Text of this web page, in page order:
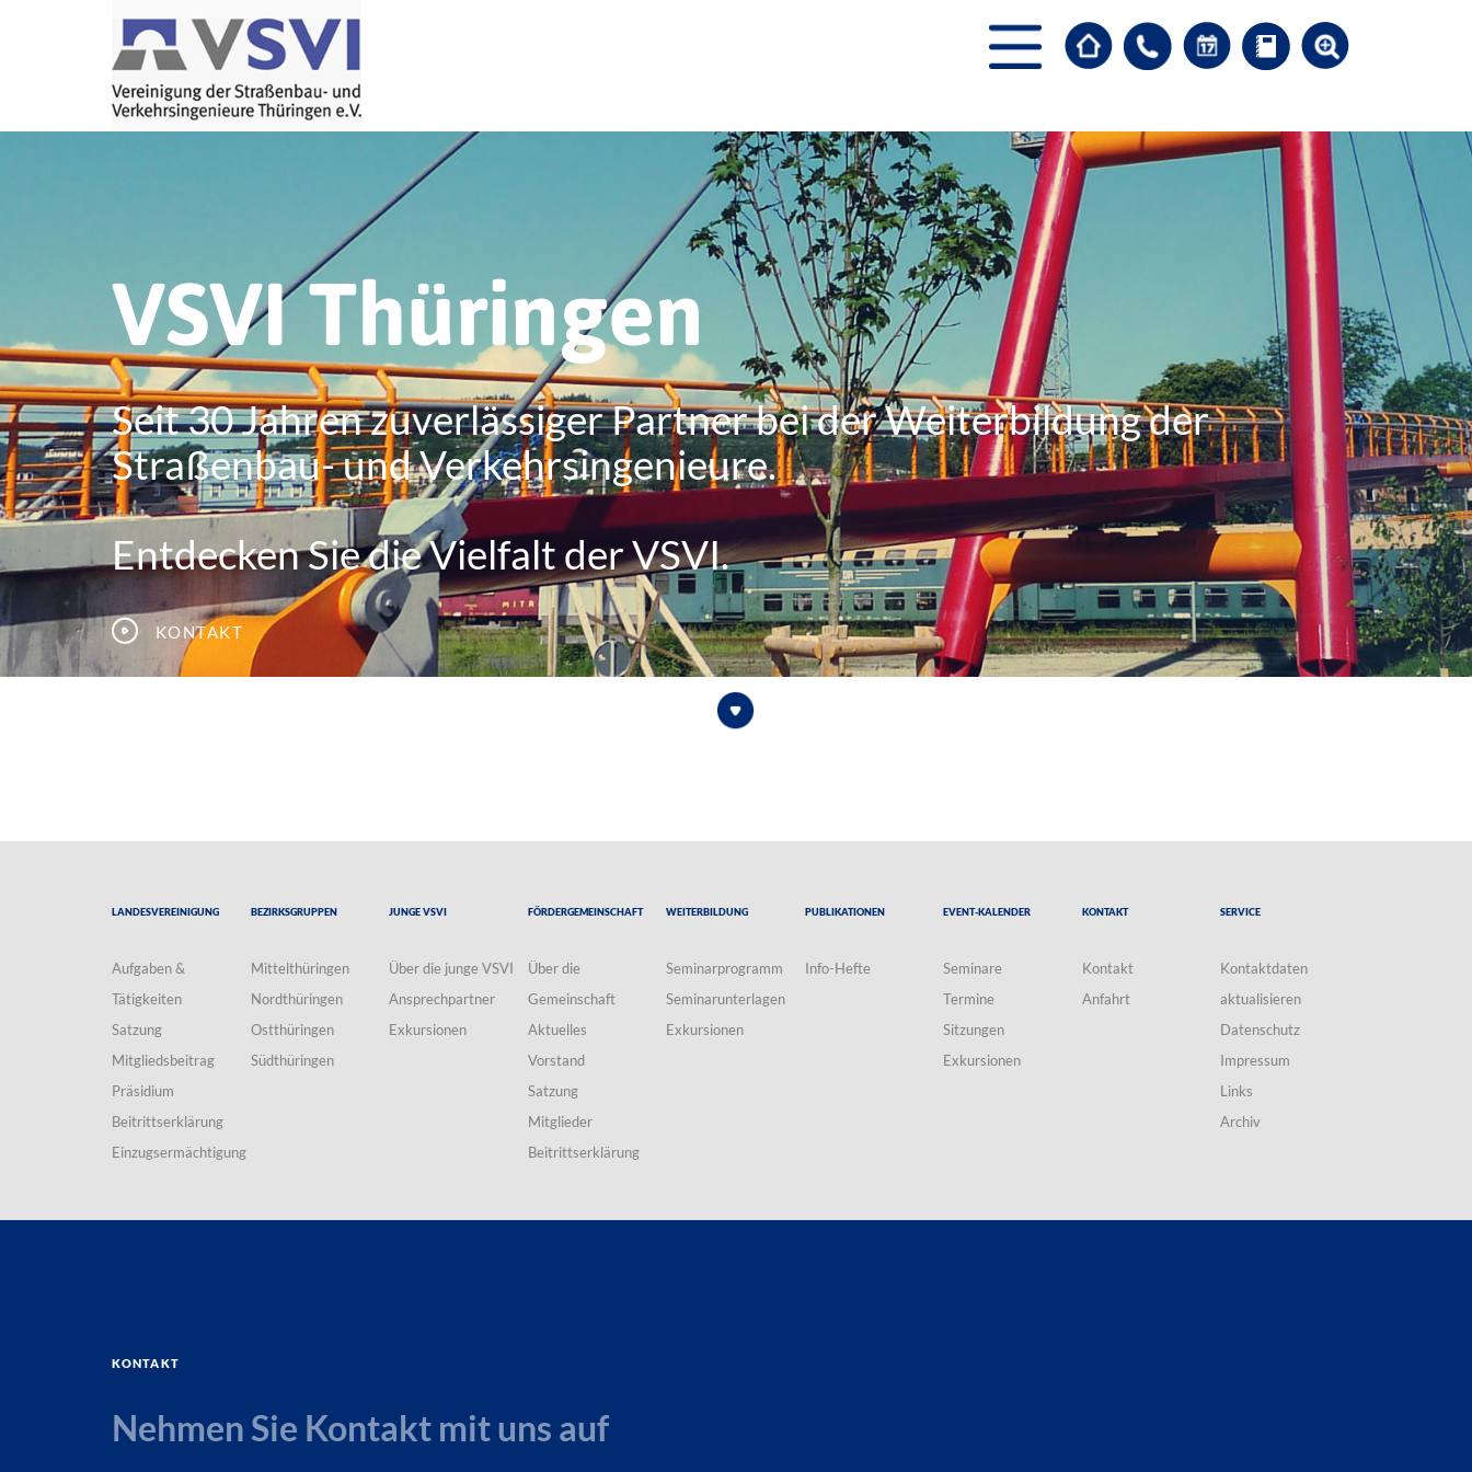
VSVI Thüringen
Seit 30 Jahren zuverlässiger Partner bei der Weiterbildung der
Straßenbau- und Verkehrsingenieure.
Entdecken Sie die Vielfalt der VSVI.
Kontakt
Landesvereinigung
Aufgaben &
Tätigkeiten
Satzung
Mitgliedsbeitrag
Präsidium
Beitrittserklärung
Einzugsermächtigung
Bezirksgruppen
Mittelthüringen
Nordthüringen
Ostthüringen
Südthüringen
Junge VSVI
Über die junge VSVI
Ansprechpartner
Exkursionen
Fördergemeinschaft
Über die
Gemeinschaft
Aktuelles
Vorstand
Satzung
Mitglieder
Beitrittserklärung
Weiterbildung
Seminarprogramm
Seminarunterlagen
Exkursionen
Publikationen
Info-Hefte
Event-Kalender
Seminare
Termine
Sitzungen
Exkursionen
Kontakt
Kontakt
Anfahrt
Service
Kontaktdaten
aktualisieren
Datenschutz
Impressum
Links
Archiv
Kontakt
Nehmen Sie Kontakt mit uns auf